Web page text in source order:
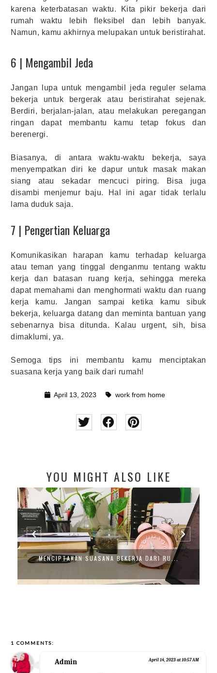
karena keterbatasan waktu. Kita pikir bekerja dari
rumah waktu lebih fleksibel dan lebih banyak.
Namun, kamu akhirnya melupakan untuk beristirahat.
6 | Mengambil Jeda
Jangan lupa untuk mengambil jeda reguler selama
bekerja untuk bergerak atau beristirahat sejenak.
Berdiri, berjalan-jalan, atau melakukan peregangan
ringan dapat membantu kamu tetap fokus dan
berenergi.
Biasanya, di antara waktu-waktu bekerja, saya
menyempatkan diri ke dapur untuk masak makan
siang atau sekadar mencuci piring. Bisa juga
disambi menjemur baju. Hal ini agar tidak terlalu
lama duduk saja.
7 | Pengertian Keluarga
Komunikasikan harapan kamu terhadap keluarga
atau teman yang tinggal denganmu tentang waktu
kerja dan batasan ruang kerja, sehingga mereka
dapat memahami dan menghormati waktu dan ruang
kerja kamu. Jangan sampai ketika kamu sibuk
bekerja, keluarga datang dan meminta bantuan yang
sebenarnya bisa ditunda. Kalau urgent, sih, bisa
dimaklumi, ya.
Semoga tips ini membantu kamu menciptakan
suasana kerja yang baik dari rumah!
April 13, 2023 work from home
YOU MIGHT ALSO LIKE
MENCIPTAKAN SUASANA BEKERJA DARI RU...
1 COMMENTS:
Admin April 14, 2023 at 10:57 AM